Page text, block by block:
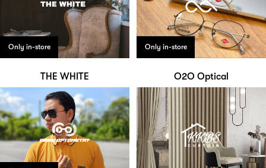
Only in-store
THE WHITE
Only in-store
O2O Optical